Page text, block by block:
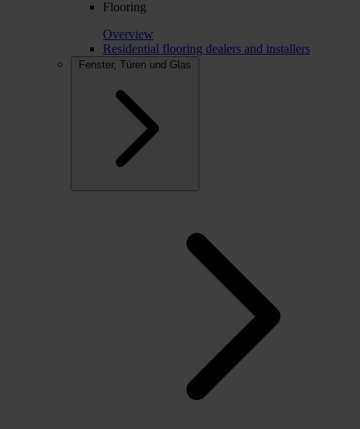
Flooring
Overview
Residential flooring dealers and installers
Fenster, Türen und Glas